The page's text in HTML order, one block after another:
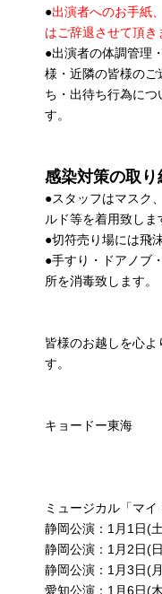
●出演者へのお手紙
はご辞退させて頂き
●出演者の体調管理
様・近隣の皆様の
ち・出待ち行為につ
す。
感染対策の取り
●スタッフはマスク
ルド等を着用致しま
●切符売り場には飛
●手すり・ドアノブ
所を消毒致します。
皆様のお越しを心よ
す
キョードー東海
ミュージカル「マイ
静岡公演：1月1日(
静岡公演：1月2日(
静岡公演：1月3日(
愛知公演：1月6日(